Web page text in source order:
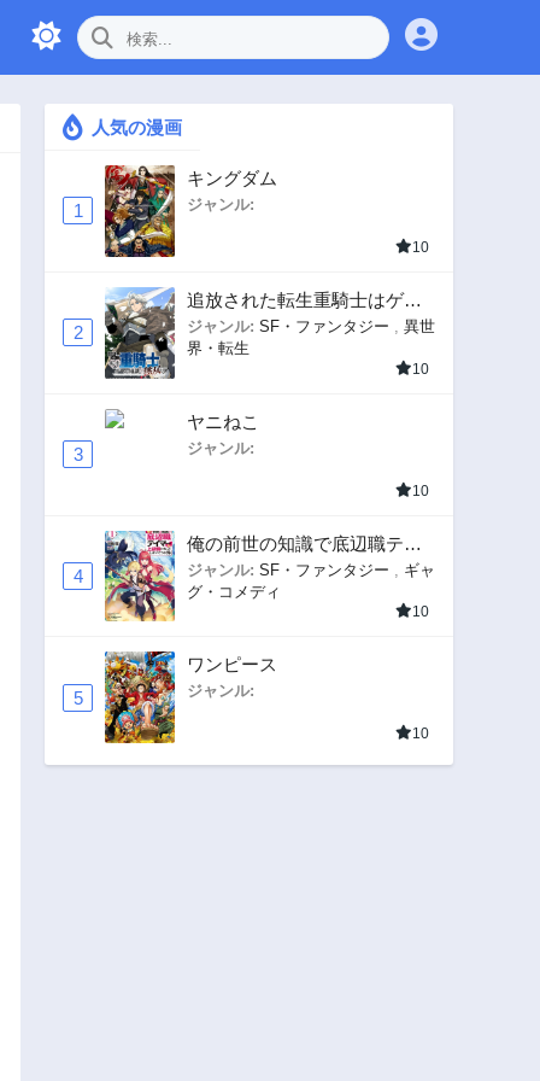
人気の漫画
1
キングダム
ジャンル:
10
2
追放された転生重騎士はゲー
ム知識で無双する
ジャンル: SF・ファンタジー
異世
界・転生
10
3
ヤニねこ
ジャンル:
10
4
俺の前世の知識で底辺職テイ
マーが上級職になってしまい
そうな件
ジャンル: SF・ファンタジー
ギャ
グ・コメディ
10
5
ワンピース
ジャンル:
10